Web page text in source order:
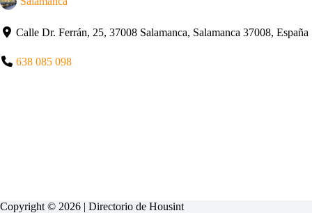
Calle Dr. Ferrán, 25, 37008 Salamanca, Salamanca 37008, España
638 085 098
Copyright © 2026 | Directorio de Housint